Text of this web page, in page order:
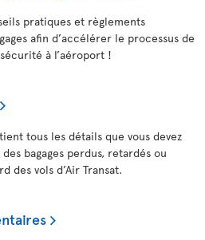
pratiques et règlements
afin d’accélérer le processus de
à l’aéroport !
tous les détails que vous devez
bagages perdus, retardés ou
des vols d’Air Transat.